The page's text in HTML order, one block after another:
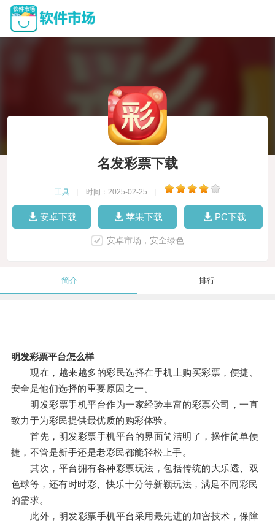
名发彩票下载
工具 时间：2025-02-25
安卓下载 苹果下载 PC下载
安卓市场，安全绿色
简介 排行
明发彩票平台怎么样
现在，越来越多的彩民选择在手机上购买彩票，便捷、
安全是他们选择的重要原因之一。
明发彩票手机平台作为一家经验丰富的彩票公司，一直
致力于为彩民提供最优质的购彩体验。
首先，明发彩票手机平台的界面简洁明了，操作简单便
捷，不管是新手还是老彩民都能轻松上手。
其次，平台拥有各种彩票玩法，包括传统的大乐透、双
色球等，还有时时彩、快乐十分等新颖玩法，满足不同彩民
的需求。
此外，明发彩票手机平台采用最先进的加密技术，保障